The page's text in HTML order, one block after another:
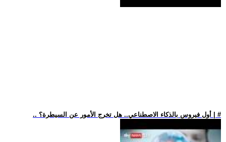
.. أول فيروس بالذكاء الاصطناعي.. هل تخرج الأمور عن السيطرة؟ | #